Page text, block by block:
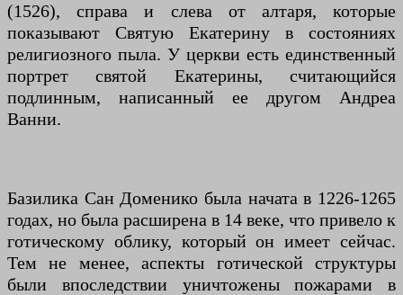
(1526), справа и слева от алтаря, которые
показывают Святую Екатерину в состояниях
религиозного пыла. У церкви есть единственный
портрет святой Екатерины, считающийся
подлинным, написанный ее другом Андреа
Ванни.
Базилика Сан Доменико была начата в 1226-1265
годах, но была расширена в 14 веке, что привело к
готическому облику, который он имеет сейчас.
Тем не менее, аспекты готической структуры
были впоследствии уничтожены пожарами в